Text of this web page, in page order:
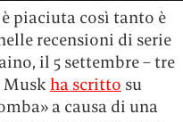
piaciuta così tanto è
recensioni di serie
il 5 settembre – tre
Musk ha scritto su
a causa di una